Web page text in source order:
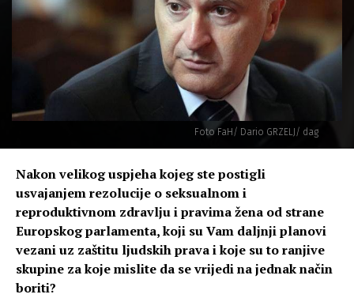
Foto FaH/ Dario GRZELJ/ dag
Nakon velikog uspjeha kojeg ste postigli
usvajanjemrezolucije o seksualnom i
reproduktivnom zdravlju i pravima žena od strane
Europskog parlamenta, koji su Vam daljnji planovi
vezani uz zaštitu ljudskih prava i koje su to ranjive
skupine za koje mislite da se vrijedi na jednak način
boriti?